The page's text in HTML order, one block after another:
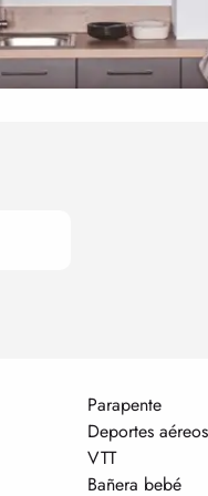
Parapente
Deportes aéreos
VTT
Bañera bebé